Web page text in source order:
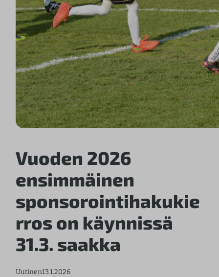
Vuoden 2026
ensimmäinen
sponsorointihakukie
rros on käynnissä
31.3. saakka
Uutinen13.1.2026